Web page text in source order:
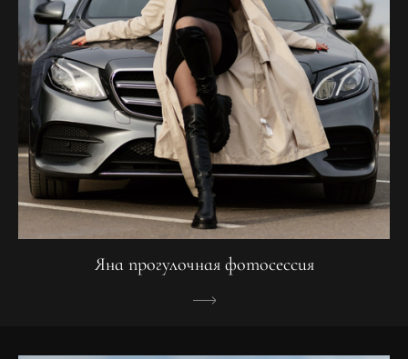
Яна прогулочная фотосессия